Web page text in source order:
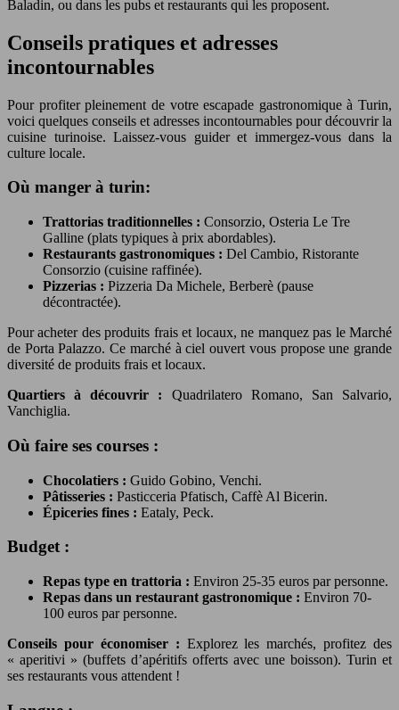
Baladin, ou dans les pubs et restaurants qui les proposent.
Conseils pratiques et adresses
incontournables
Pour profiter pleinement de votre escapade gastronomique à Turin,
voici quelques conseils et adresses incontournables pour découvrir la
cuisine turinoise. Laissez-vous guider et immergez-vous dans la
culture locale.
Où manger à turin:
Trattorias traditionnelles : Consorzio, Osteria Le Tre
Galline (plats typiques à prix abordables).
Restaurants gastronomiques : Del Cambio, Ristorante
Consorzio (cuisine raffinée).
Pizzerias : Pizzeria Da Michele, Berberè (pause
décontractée).
Pour acheter des produits frais et locaux, ne manquez pas le Marché
de Porta Palazzo. Ce marché à ciel ouvert vous propose une grande
diversité de produits frais et locaux.
Quartiers à découvrir : Quadrilatero Romano, San Salvario,
Vanchiglia.
Où faire ses courses :
Chocolatiers : Guido Gobino, Venchi.
Pâtisseries : Pasticceria Pfatisch, Caffè Al Bicerin.
Épiceries fines : Eataly, Peck.
Budget :
Repas type en trattoria : Environ 25-35 euros par personne.
Repas dans un restaurant gastronomique : Environ 70-
100 euros par personne.
Conseils pour économiser : Explorez les marchés, profitez des
« aperitivi » (buffets d’apéritifs offerts avec une boisson). Turin et
ses restaurants vous attendent !